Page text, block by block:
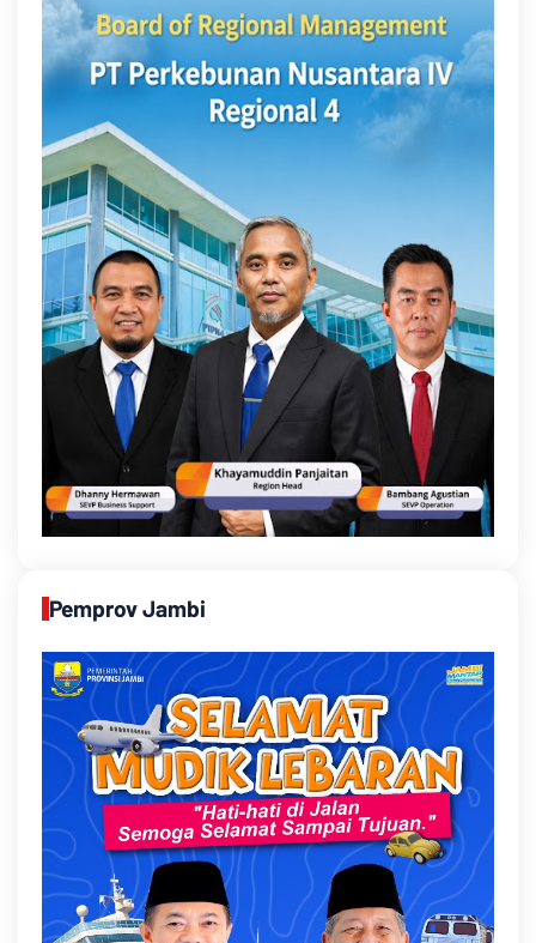
Pemprov Jambi